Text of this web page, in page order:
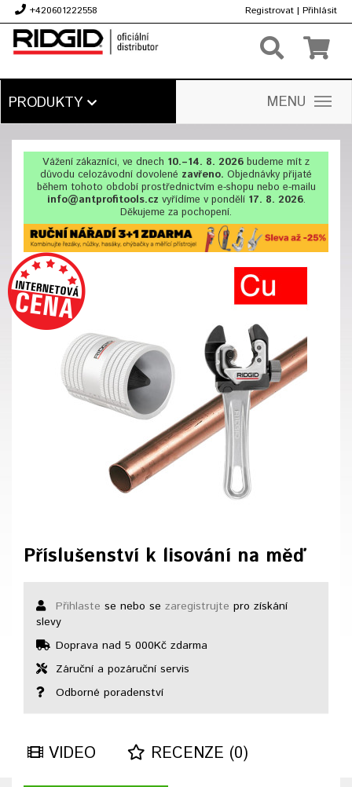
+420601222558 Registrovat | Přihlásit
PRODUKTY MENU
Vážení zákazníci, ve dnech 10.–14. 8. 2026 budeme mít z
důvodu celozávodní dovolené zavřeno. Objednávky přijaté
během tohoto období prostřednictvím e-shopu nebo e-mailu
info@antprofitools.cz vyřídíme v pondělí 17. 8. 2026.
Děkujeme za pochopení.
Příslušenství k lisování na měď
Přihlaste se nebo se zaregistrujte pro získání
slevy
Doprava nad 5 000Kč zdarma
Záruční a pozáruční servis
Odborné poradenství
VIDEO RECENZE (0)